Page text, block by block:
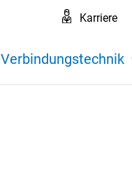
Karriere
Verbindungstechnik